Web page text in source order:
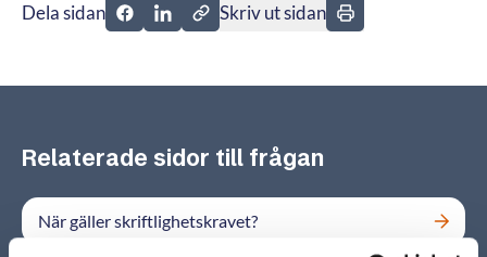
Dela sidan
Dela sidan på Facebook
Dela sidan på Linkedin
Skriv ut sidan
Relaterade sidor till frågan
När gäller skriftlighetskravet?